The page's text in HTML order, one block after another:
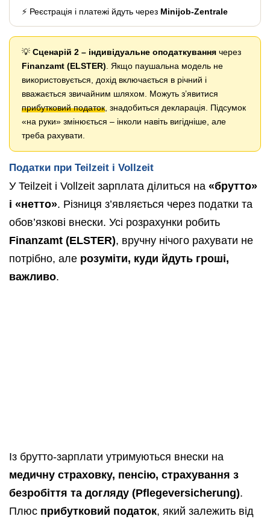
⚡ Реєстрація і платежі йдуть через Minijob-Zentrale
💡 Сценарій 2 – індивідуальне оподаткування через
Finanzamt (ELSTER) . Якщо паушальна модель не
використовується, дохід включається в річний і
вважається звичайним шляхом. Можуть з’явитися
прибутковий податок , знадобиться декларація. Підсумок
«на руки» змінюється – інколи навіть вигідніше, але
треба рахувати.
Податки при Teilzeit і Vollzeit
У Teilzeit і Vollzeit зарплата ділиться на «брутто»
і «нетто». Різниця з’являється через податки та
обов’язкові внески. Усі розрахунки робить
Finanzamt (ELSTER), вручну нічого рахувати не
потрібно, але розуміти, куди йдуть гроші,
важливо.
Із брутто-зарплати утримуються внески на
медичну страховку, пенсію, страхування з
безробіття та догляду (Pflegeversicherung).
Плюс прибутковий податок, який залежить від